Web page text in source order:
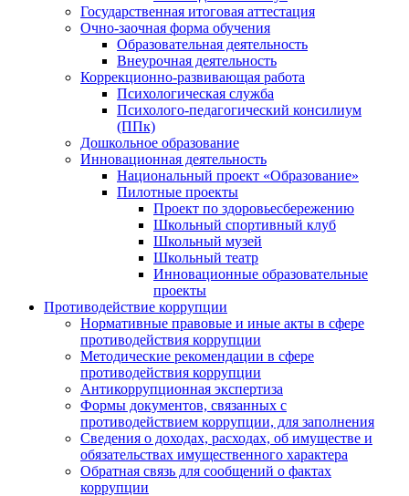
Государственная итоговая аттестация
Очно-заочная форма обучения
Образовательная деятельность
Внеурочная деятельность
Коррекционно-развивающая работа
Психологическая служба
Психолого-педагогический консилиум
(ППк)
Дошкольное образование
Инновационная деятельность
Национальный проект «Образование»
Пилотные проекты
Проект по здоровьесбережению
Школьный спортивный клуб
Школьный музей
Школьный театр
Инновационные образовательные
проекты
Противодействие коррупции
Нормативные правовые и иные акты в сфере
противодействия коррупции
Методические рекомендации в сфере
противодействия коррупции
Антикоррупционная экспертиза
Формы документов, связанных с
противодействием коррупции, для заполнения
Сведения о доходах, расходах, об имуществе и
обязательствах имущественного характера
Обратная связь для сообщений о фактах
коррупции